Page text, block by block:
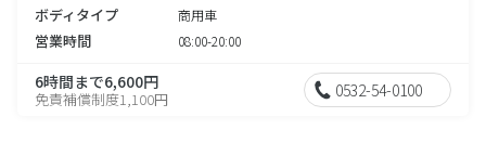
ボディタイプ 商用車
営業時間 08:00-20:00
6時間まで6,600円
免責補償制度1,100円 0532-54-0100